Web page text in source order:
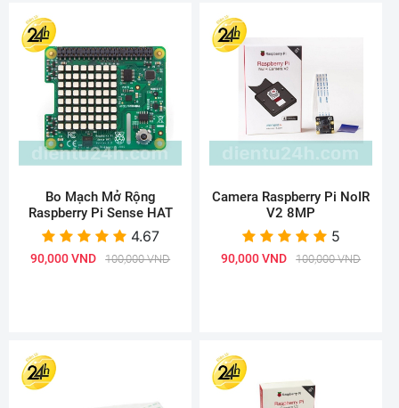
Bo Mạch Mở Rộng
Raspberry Pi Sense HAT
4.67
90,000 VND 100,000 VND
Camera Raspberry Pi NoIR
V2 8MP
5
90,000 VND 100,000 VND